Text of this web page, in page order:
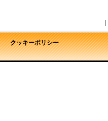
クッキーポリシー